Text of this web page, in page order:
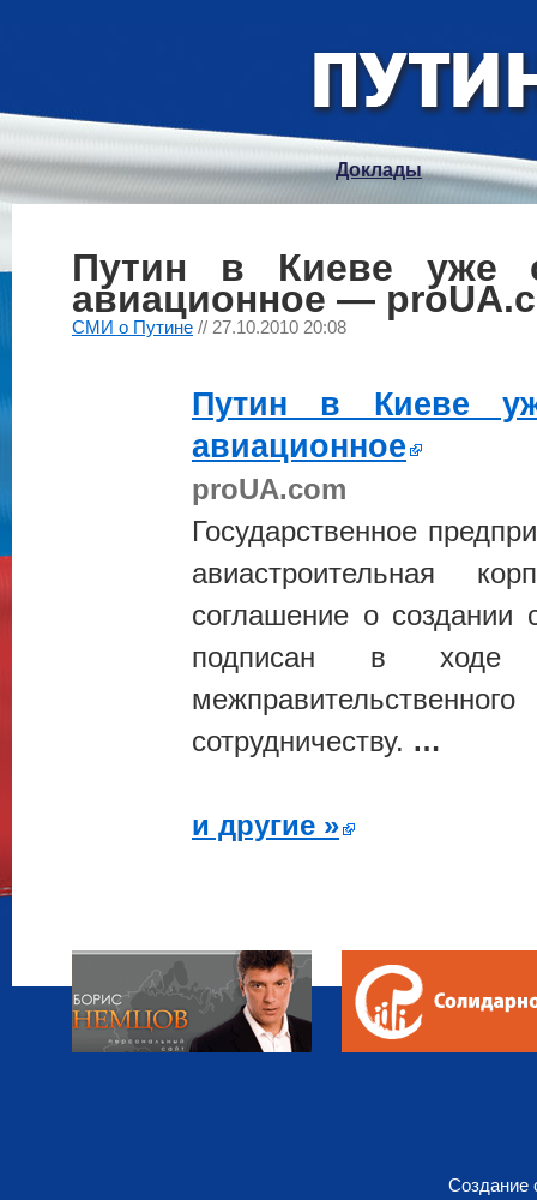
Доклады
Путин в Киеве уже
авиационное —
СМИ о Путине // 27.10.2010 20:08
Путин в Киеве
авиационное
proUA.com
Государственное
авиастроительная
соглашение о создании
подписан в ходе 7
сотрудничеству. …
и другие »
Создание